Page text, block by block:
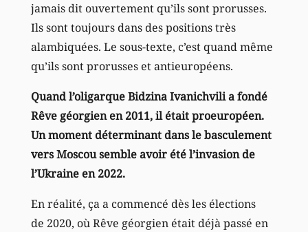
jamais dit ouvertement qu’ils sont prorusses.
Ils sont toujours dans des positions très
alambiquées. Le sous-texte, c’est quand même
qu’ils sont prorusses et antieuropéens.
Quand l’oligarque Bidzina Ivanichvili a fondé
Rêve géorgien en 2011, il était proeuropéen.
Un moment déterminant dans le basculement
vers Moscou semble avoir été l’invasion de
l’Ukraine en 2022.
En réalité, ça a commencé dès les élections
de 2020, où Rêve géorgien était déjà passé en